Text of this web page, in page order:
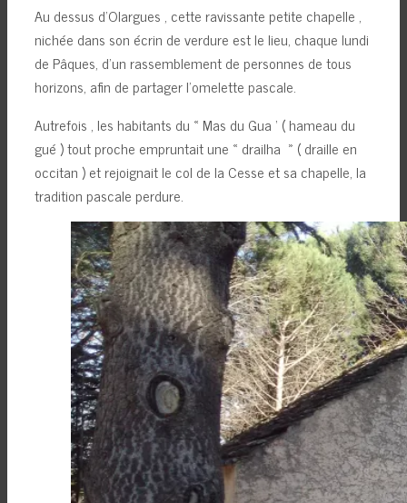
Au dessus d’Olargues , cette ravissante petite chapelle ,
nichée dans son écrin de verdure est le lieu, chaque lundi
de Pâques, d’un rassemblement de personnes de tous
horizons, afin de partager l’omelette pascale.
Autrefois , les habitants du « Mas du Gua ‘ ( hameau du
gué ) tout proche empruntait une « drailha » ( draille en
occitan ) et rejoignait le col de la Cesse et sa chapelle, la
tradition pascale perdure.